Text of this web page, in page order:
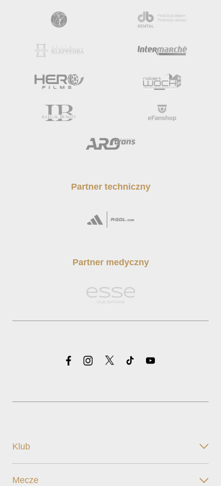
Partner techniczny
Partner medyczny
Klub
Mecze